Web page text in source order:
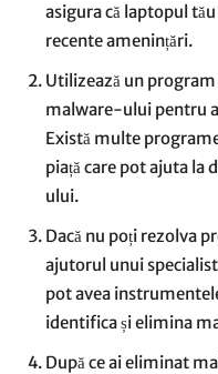
asigura că laptopul
recente amenințări.
Utilizează un
malware-ului pentru a
Există multe
piață care pot ajuta la
ului.
Dacă nu poți rezolva
ajutorul unui
pot avea
identifica și elimina
După ce ai eliminat